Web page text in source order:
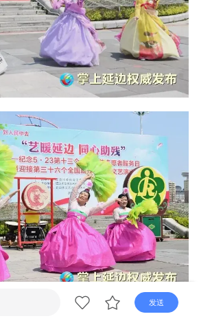
电视 广播
边地域文化特色与民族团结底蕴，
发送